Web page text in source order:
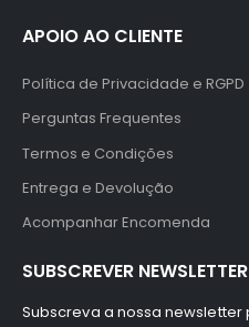
APOIO AO CLIENTE
Política de Privacidade e RGPD
Perguntas Frequentes
Termos e Condições
Entrega e Devolução
Acompanhar Encomenda
SUBSCREVER NEWSLETTER
Subscreva a nossa